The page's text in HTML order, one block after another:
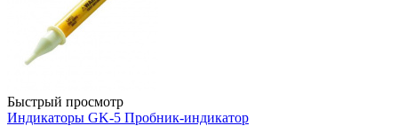
Быстрый просмотр
Индикаторы GK-5 Пробник-индикатор